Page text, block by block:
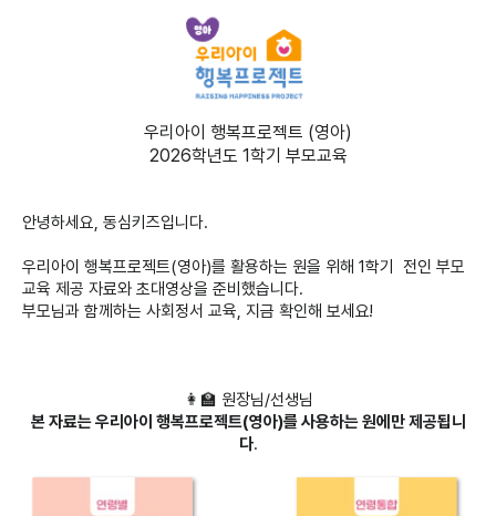
우리아이 행복프로젝트 (영아)
2026학년도 1학기 부모교육
안녕하세요, 동심키즈입니다.
우리아이 행복프로젝트(영아)를 활용하는 원을 위해 1학기 전인 부모
교육 제공 자료와 초대영상을 준비했습니다.
부모님과 함께하는 사회정서 교육, 지금 확인해 보세요!
👩‍🏫 원장님/선생님
본 자료는 우리아이 행복프로젝트(영아)를 사용하는 원에만 제공됩니
다.